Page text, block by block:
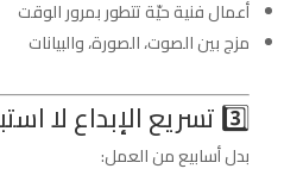
أعمال فنية حيّة تتطور بمرور الوقت
مزج بين الصوت، الصورة، والبيانات
3️⃣ تسريع الإبداع لا استبداله
بدل أسابيع من العمل: